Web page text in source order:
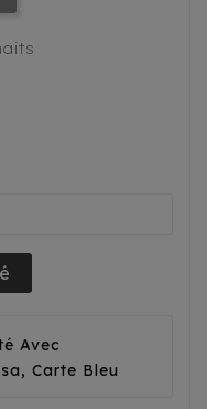
Avec
Carte Bleu